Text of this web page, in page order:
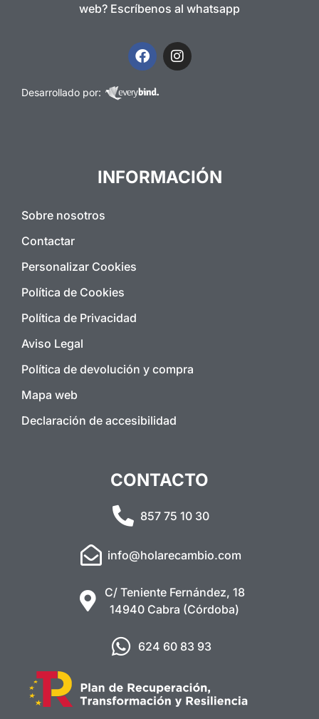
web? Escríbenos al whatsapp
Desarrollado por:
INFORMACIÓN
Sobre nosotros
Contactar
Personalizar Cookies
Política de Cookies
Política de Privacidad
Aviso Legal
Política de devolución y compra
Mapa web
Declaración de accesibilidad
CONTACTO
857 75 10 30
info@holarecambio.com
C/ Teniente Fernández, 18
14940 Cabra (Córdoba)
624 60 83 93